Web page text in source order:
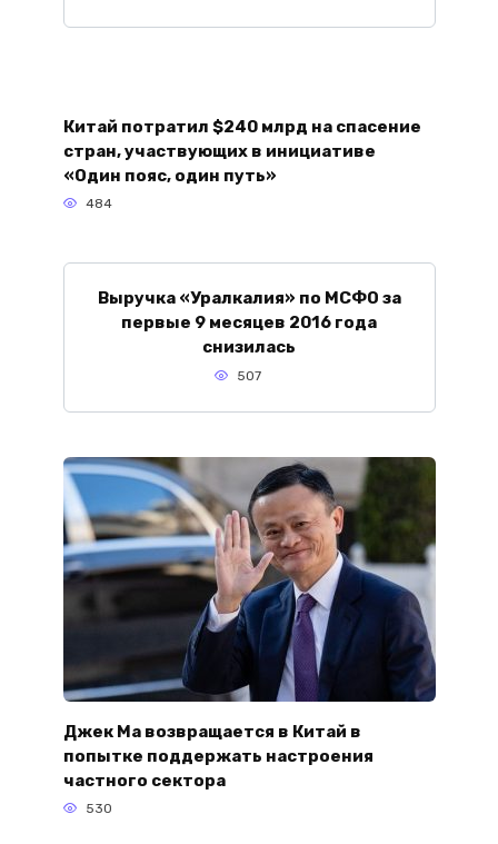
Китай потратил $240 млрд на спасение
стран, участвующих в инициативе
«Один пояс, один путь»
484
Выручка «Уралкалия» по МСФО за
первые 9 месяцев 2016 года
снизилась
507
Джек Ма возвращается в Китай в
попытке поддержать настроения
частного сектора
530